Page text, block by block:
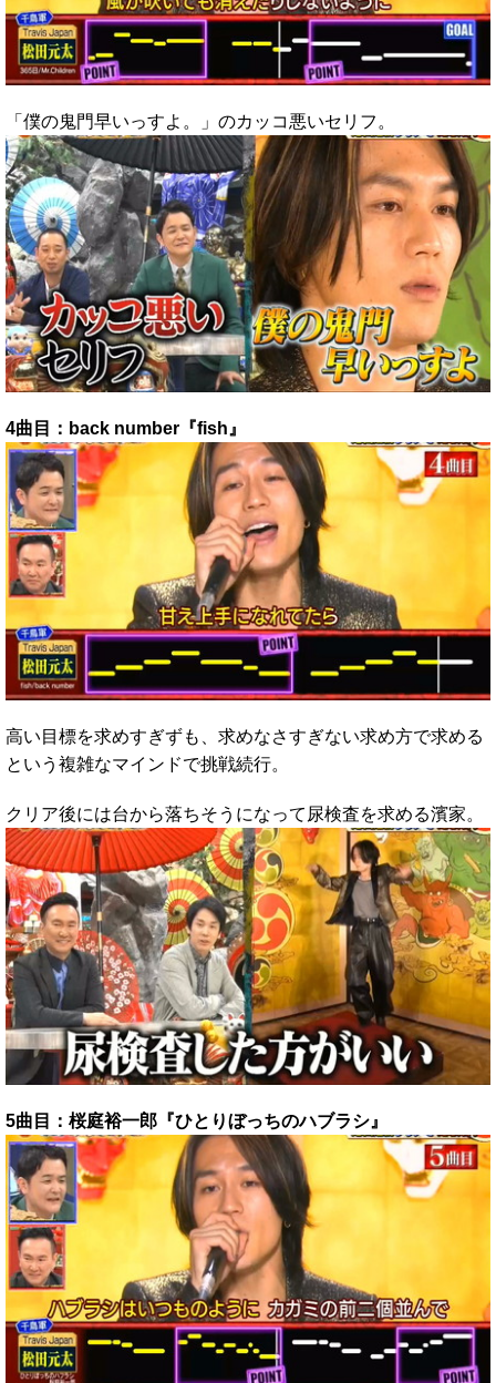
「僕の鬼門早いっすよ。」のカッコ悪いセリフ。
4曲目：back number『fish』
高い目標を求めすぎずも、求めなさすぎない求め方で求める
という複雑なマインドで挑戦続行。
クリア後には台から落ちそうになって尿検査を求める濱家。
5曲目：桜庭裕一郎『ひとりぼっちのハブラシ』